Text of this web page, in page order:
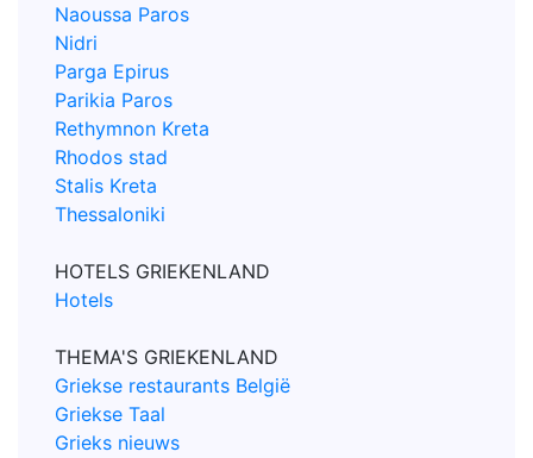
Naoussa Paros
Nidri
Parga Epirus
Parikia Paros
Rethymnon Kreta
Rhodos stad
Stalis Kreta
Thessaloniki
HOTELS GRIEKENLAND
Hotels
THEMA'S GRIEKENLAND
Griekse restaurants België
Griekse Taal
Grieks nieuws